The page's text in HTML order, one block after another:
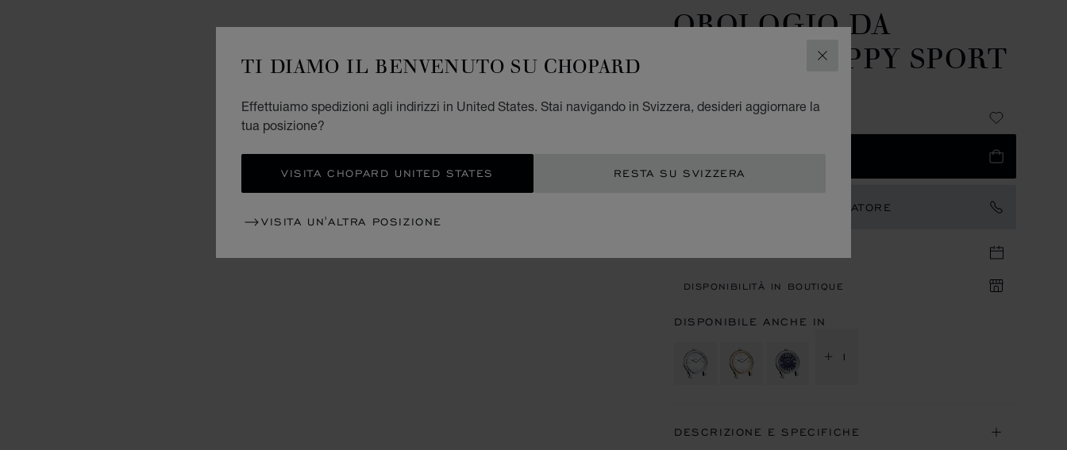
CHIUDI
TI DIAMO IL BENVENUTO SU CHOPARD
Effettuiamo spedizioni agli indirizzi in United States. Stai navigando in Svizzera, desideri aggiornare la
tua posizione?
VISITA CHOPARD UNITED STATES RESTA SU SVIZZERA
VISITA UN'ALTRA POSIZIONE
OROLOGIO DA
TAVOLO HAPPY SPORT
CHF 1,280
CONTATTARE UN AMBASCIATORE
DISPONIBILITÀ IN BOUTIQUE
DISPONIBILE ANCHE IN
+ 1
DESCRIZIONE E SPECIFICHE